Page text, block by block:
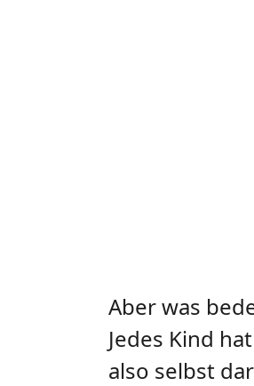
Aber was
Jedes Kind
also selbst